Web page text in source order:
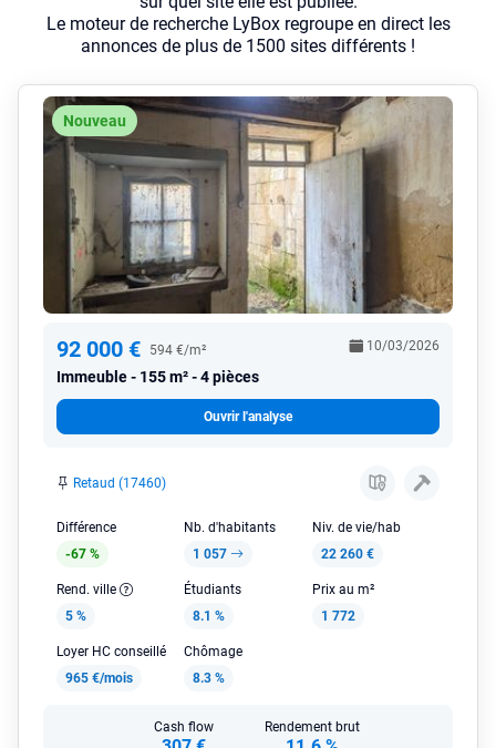
Le moteur de recherche LyBox regroupe en direct les
annonces de plus de 1500 sites différents !
Nouveau
92 000 € 594 €/m²
Immeuble 155 m² - 4 pièces
10/03/2026
Ouvrir l'analyse
Retaud (17460)
Différence
-67 %
Nb. d'habitants
1 057
Niv. de vie/hab
22 260 €
Rend. ville
5 %
Étudiants
8.1 %
Prix au m²
1 772
Loyer HC conseillé
965 €/mois
Chômage
8.3 %
Cash flow Rendement brut